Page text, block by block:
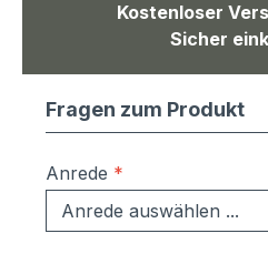
Kostenloser
Sicher
Fragen zum Produkt
Anrede *